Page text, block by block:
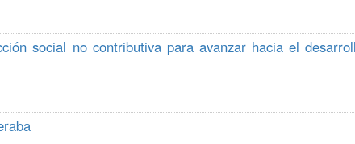
social no contributiva para avanzar hacia el